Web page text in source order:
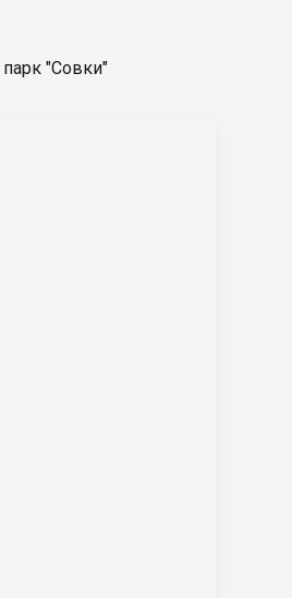
парк "Совки"